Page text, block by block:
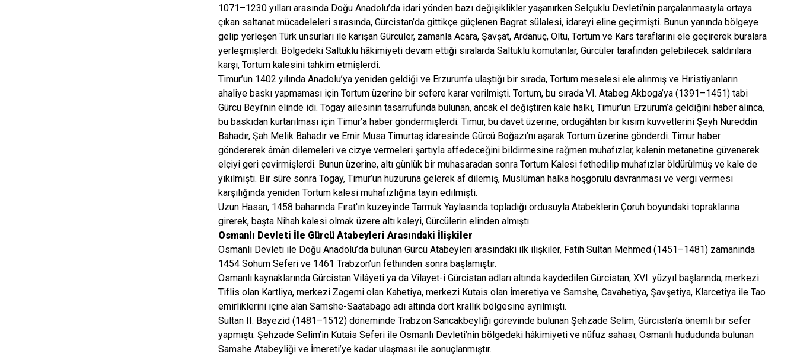
1071–1230 yılları arasında Doğu Anadolu’da idari yönden bazı değişiklikler yaşanırken Selçuklu Devleti’nin parçalanmasıyla ortaya
çıkan saltanat mücadeleleri sırasında, Gürcistan’da gittikçe güçlenen Bagrat sülalesi, idareyi eline geçirmişti. Bunun yanında bölgeye
gelip yerleşen Türk unsurları ile karışan Gürcüler, zamanla Acara, Şavşat, Ardanuç, Oltu, Tortum ve Kars taraflarını ele geçirerek buralara
yerleşmişlerdi. Bölgedeki Saltuklu hâkimiyeti devam ettiği sıralarda Saltuklu komutanlar, Gürcüler tarafından gelebilecek saldırılara
karşı, Tortum kalesini tahkim etmişlerdi.
Timur’un 1402 yılında Anadolu’ya yeniden geldiği ve Erzurum’a ulaştığı bir sırada, Tortum meselesi ele alınmış ve Hıristiyanların
ahaliye baskı yapmaması için Tortum üzerine bir sefere karar verilmişti. Tortum, bu sırada VI. Atabeg Akboga’ya (1391–1451) tabi
Gürcü Beyi’nin elinde idi. Togay ailesinin tasarrufunda bulunan, ancak el değiştiren kale halkı, Timur’un Erzurum’a geldiğini haber alınca,
bu baskıdan kurtarılması için Timur’a haber göndermişlerdi. Timur, bu davet üzerine, ordugâhtan bir kısım kuvvetlerini Şeyh Nureddin
Bahadır, Şah Melik Bahadır ve Emir Musa Timurtaş idaresinde Gürcü Boğazı’nı aşarak Tortum üzerine gönderdi. Timur haber
göndererek âmân dilemeleri ve cizye vermeleri şartıyla affedeceğini bildirmesine rağmen muhafızlar, kalenin metanetine güvenerek
elçiyi geri çevirmişlerdi. Bunun üzerine, altı günlük bir muhasaradan sonra Tortum Kalesi fethedilip muhafızlar öldürülmüş ve kale de
yıkılmıştı. Bir süre sonra Togay, Timur’un huzuruna gelerek af dilemiş, Müslüman halka hoşgörülü davranması ve vergi vermesi
karşılığında yeniden Tortum kalesi muhafızlığına tayin edilmişti.
Uzun Hasan, 1458 baharında Fırat'ın kuzeyinde Tarmuk Yaylasında topladığı ordusuyla Atabeklerin Çoruh boyundaki topraklarına
girerek, başta Nihah kalesi olmak üzere altı kaleyi, Gürcülerin elinden almıştı.
Osmanlı Devleti İle Gürcü Atabeyleri Arasındaki İlişkiler
Osmanlı Devleti ile Doğu Anadolu’da bulunan Gürcü Atabeyleri arasındaki ilk ilişkiler, Fatih Sultan Mehmed (1451–1481) zamanında
1454 Sohum Seferi ve 1461 Trabzon’un fethinden sonra başlamıştır.
Osmanlı kaynaklarında Gürcistan Vilâyeti ya da Vilayet-i Gürcistan adları altında kaydedilen Gürcistan, XVI. yüzyıl başlarında; merkezi
Tiflis olan Kartliya, merkezi Zagemi olan Kahetiya, merkezi Kutais olan İmeretiya ve Samshe, Cavahetiya, Şavşetiya, Klarcetiya ile Tao
emirliklerini içine alan Samshe-Saatabago adı altında dört krallık bölgesine ayrılmıştı.
Sultan II. Bayezid (1481–1512) döneminde Trabzon Sancakbeyliği görevinde bulunan Şehzade Selim, Gürcistan’a önemli bir sefer
yapmıştı. Şehzade Selim’in Kutais Seferi ile Osmanlı Devleti’nin bölgedeki hâkimiyeti ve nüfuz sahası, Osmanlı hududunda bulunan
Samshe Atabeyliği ve İmereti’ye kadar ulaşması ile sonuçlanmıştır.